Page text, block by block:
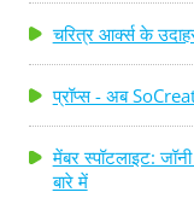
चरित्र आर्क्स के
प्रॉप्स - अब
मेंबर स्पॉटलाइट:
बारे में